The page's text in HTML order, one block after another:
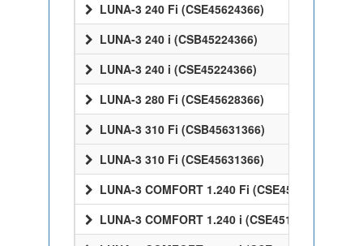
LUNA-3 240 Fi (CSE45624366)
LUNA-3 240 i (CSB45224366)
LUNA-3 240 i (CSE45224366)
LUNA-3 280 Fi (CSE45628366)
LUNA-3 310 Fi (CSB45631366)
LUNA-3 310 Fi (CSE45631366)
LUNA-3 COMFORT 1.240 Fi (CSE45524358)
LUNA-3 COMFORT 1.240 i (CSE45124358)